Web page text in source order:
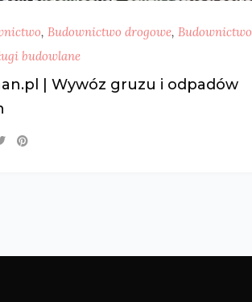
, Budownictwo drogowe, Budownictwo
budowlane
| Wywóz gruzu i odpadów